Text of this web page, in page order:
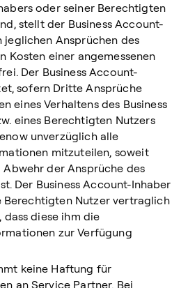
oder seiner Berechtigten
stellt der Business Account-
jeglichen Ansprüchen des
Kosten einer angemessenen
Der Business Account-
sofern Dritte Ansprüche
eines Verhaltens des Business
eines Berechtigten Nutzers
unverzüglich alle
mitzuteilen, soweit
der Ansprüche des
Der Business Account-Inhaber
Berechtigten Nutzer vertraglich
diese ihm die
zur Verfügung
keine Haftung für
an Service Partner. Bei